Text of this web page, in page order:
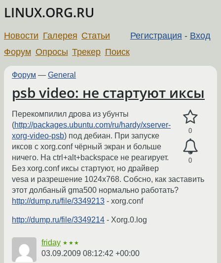
LINUX.ORG.RU
Регистрация - Вход
Новости Галерея Статьи
Форум Опросы Трекер Поиск
Форум — General
psb video: не стартуют иксы
0
0
Перекомпилил дрова из убунты
(http://packages.ubuntu.com/ru/hardy/xserver-
xorg-video-psb) под дебиан. При запуске
иксов с xorg.conf чёрный экран и больше
ничего. На ctrl+alt+backspace не реагирует.
Без xorg.conf иксы стартуют, но драйвер
vesa и разрешение 1024х768. Собсно, как заставить
этот долбаный gma500 нормально работать?
http://dump.ru/file/3349213 - xorg.conf
http://dump.ru/file/3349214 - Xorg.0.log
friday ★★★
03.09.2009 08:12:42 +00:00